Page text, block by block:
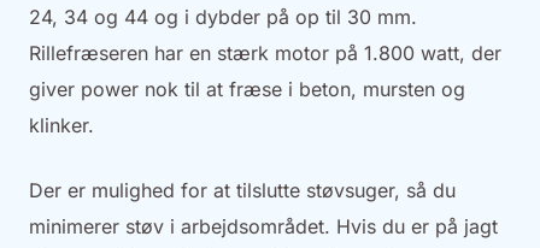
24, 34 og 44 og i dybder på op til 30 mm.
Rillefræseren har en stærk motor på 1.800 watt, der
giver power nok til at fræse i beton, mursten og
klinker.
Der er mulighed for at tilslutte støvsuger, så du
minimerer støv i arbejdsområdet. Hvis du er på jagt